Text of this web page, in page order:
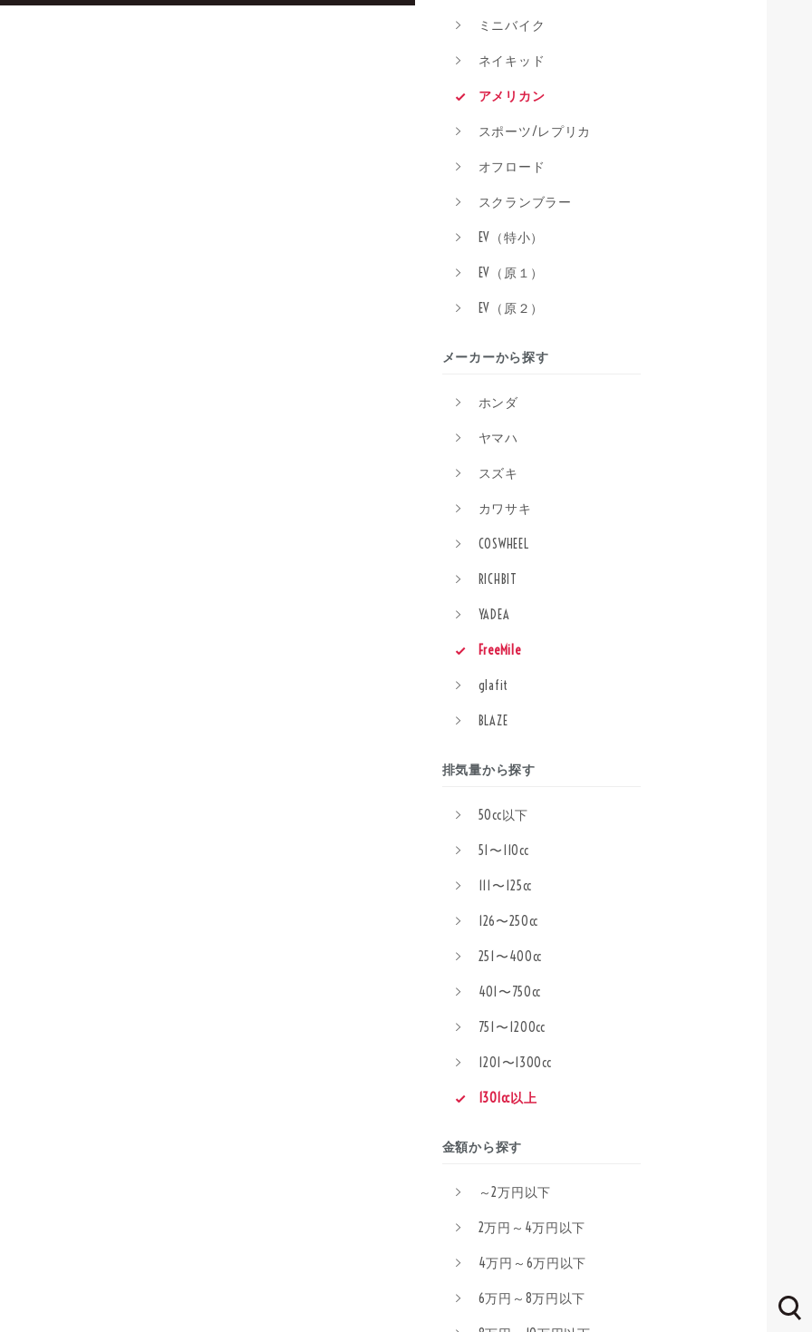
ミニバイク
ネイキッド
アメリカン
スポーツ/レプリカ
オフロード
スクランブラー
EV（特小）
EV（原１）
EV（原２）
メーカーから探す
ホンダ
ヤマハ
スズキ
カワサキ
COSWHEEL
RICHBIT
YADEA
FreeMile
glafit
BLAZE
排気量から探す
50cc以下
51〜110cc
111〜125cc
126〜250cc
251〜400cc
401〜750cc
751〜1200cc
1201〜1300cc
1301cc以上
金額から探す
～2万円以下
2万円～4万円以下
4万円～6万円以下
6万円～8万円以下